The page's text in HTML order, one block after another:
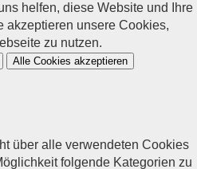
helfen, diese Website und Ihre
akzeptieren unsere Cookies,
zu nutzen.
Alle Cookies akzeptieren
über alle verwendeten Cookies
folgende Kategorien zu